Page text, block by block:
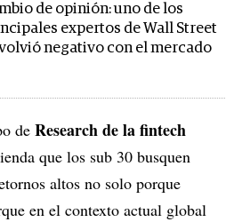
de opinión: uno de los
expertos de Wall Street
negativo con el mercado
de Research de la fintech
que los sub 30 busquen
altos no solo porque
en el contexto actual global